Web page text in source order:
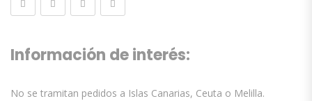
Información de interés:
No se tramitan pedidos a Islas Canarias, Ceuta o Melilla.